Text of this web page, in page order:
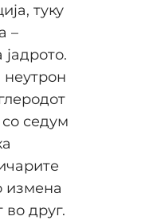
туку
–
неутрон
седум
измена
друг.